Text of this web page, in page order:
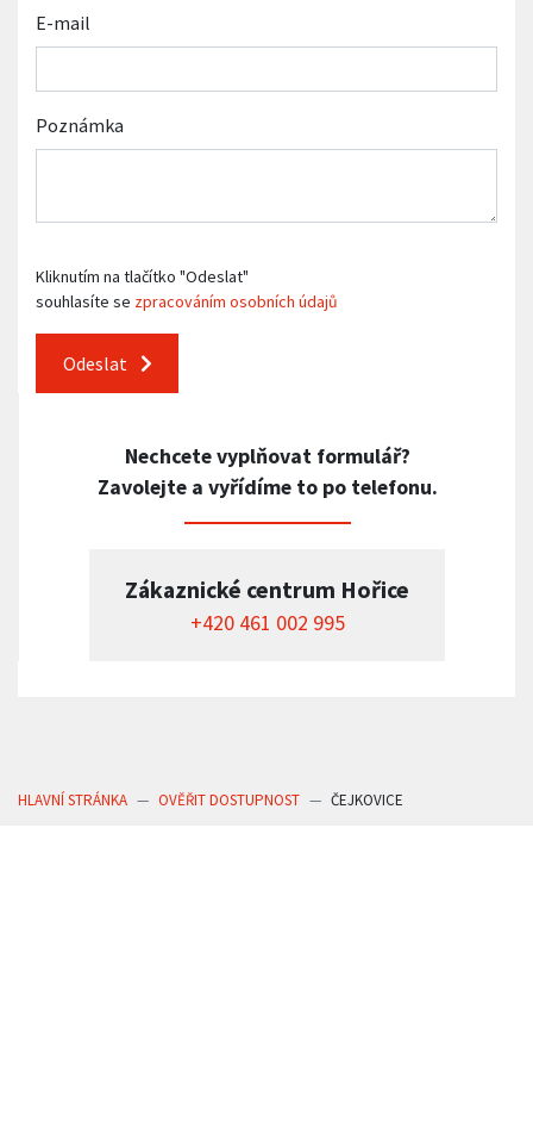
E-mail
Poznámka
Kliknutím na tlačítko "Odeslat"
souhlasíte se zpracováním osobních údajů
Odeslat
Nechcete vyplňovat formulář?
Zavolejte a vyřídíme to po telefonu.
Zákaznické centrum Hořice
+420 461 002 995
HLAVNÍ STRÁNKA OVĚŘIT DOSTUPNOST ČEJKOVICE